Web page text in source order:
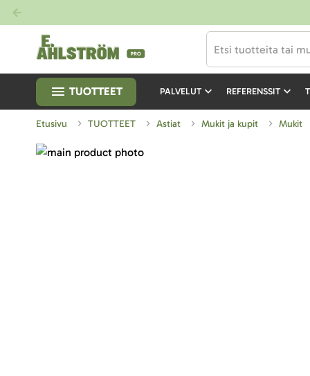
TUOTTEET PALVELUT REFERENSSIT
Etusivu TUOTTEET Astiat Mukit ja kupit Mukit
Skip